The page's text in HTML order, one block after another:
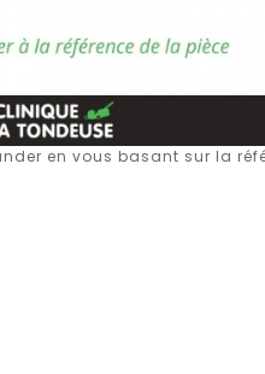
en vous basant sur la